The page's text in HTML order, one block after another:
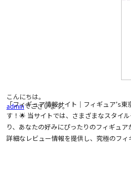
こんにちは。
adminでございます。
「フィギュア情報サイト｜フィギュア’s
す！🌟 当サイトでは、さまざまなスタイ
り、あなたの好みにぴったりのフィギュ
詳細なレビュー情報を提供し、究極のフ